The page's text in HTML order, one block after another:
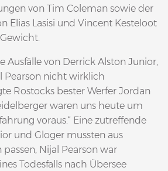
von Tim Coleman sowie der
Elias Lasisi und Vincent Kesteloot
Ausfälle von Derrick Alston Junior,
Pearson nicht wirklich
Rostocks bester Werfer Jordan
waren uns heute um
voraus.“ Eine zutreffende
und Gloger mussten aus
Nijal Pearson war
Todesfalls nach Übersee